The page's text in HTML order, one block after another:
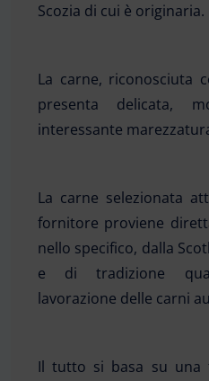
Scozia di cui è originaria.
La carne, riconosciuta
presenta delicata,
interessante
La carne selezionata
fornitore proviene
nello specifico, dalla
e di tradizione
lavorazione delle carni
Il tutto si basa su una